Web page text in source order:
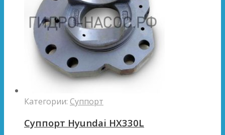
Категории: Суппорт
Суппорт Hyundai HX330L